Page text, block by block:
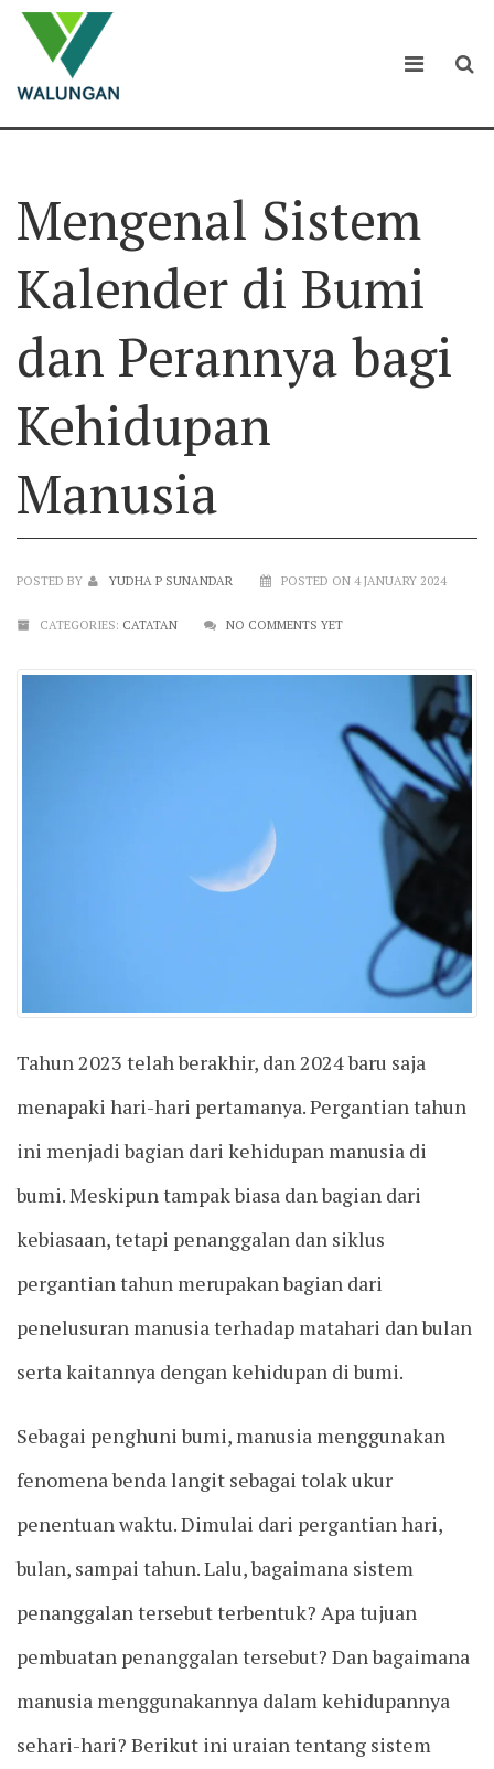
Mengenal Sistem
Kalender di Bumi
dan Perannya bagi
Kehidupan
Manusia
POSTED BY YUDHA P SUNANDAR POSTED ON 4 JANUARY 2024
CATEGORIES: CATATAN NO COMMENTS YET
Tahun 2023 telah berakhir, dan 2024 baru saja
menapaki hari-hari pertamanya. Pergantian tahun
ini menjadi bagian dari kehidupan manusia di
bumi. Meskipun tampak biasa dan bagian dari
kebiasaan, tetapi penanggalan dan siklus
pergantian tahun merupakan bagian dari
penelusuran manusia terhadap matahari dan bulan
serta kaitannya dengan kehidupan di bumi.
Sebagai penghuni bumi, manusia menggunakan
fenomena benda langit sebagai tolak ukur
penentuan waktu. Dimulai dari pergantian hari,
bulan, sampai tahun. Lalu, bagaimana sistem
penanggalan tersebut terbentuk? Apa tujuan
pembuatan penanggalan tersebut? Dan bagaimana
manusia menggunakannya dalam kehidupannya
sehari-hari? Berikut ini uraian tentang sistem